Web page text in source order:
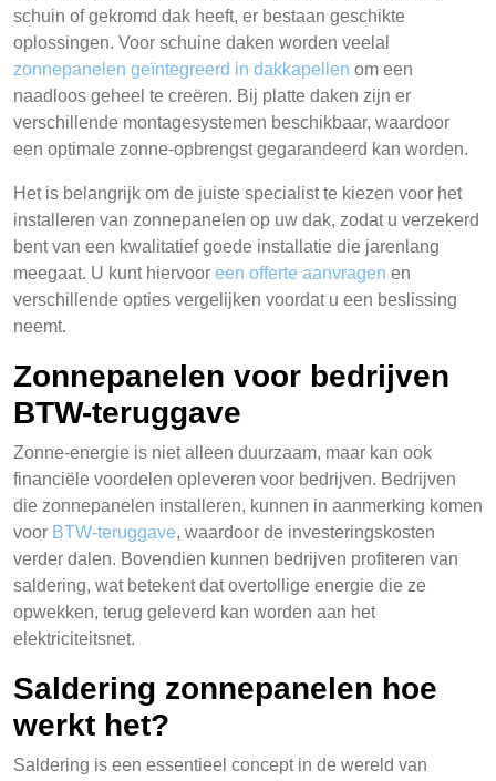
schuin of gekromd dak heeft, er bestaan geschikte
oplossingen. Voor schuine daken worden veelal
zonnepanelen geïntegreerd in dakkapellen om een
naadloos geheel te creëren. Bij platte daken zijn er
verschillende montagesystemen beschikbaar, waardoor
een optimale zonne-opbrengst gegarandeerd kan worden.
Het is belangrijk om de juiste specialist te kiezen voor het
installeren van zonnepanelen op uw dak, zodat u verzekerd
bent van een kwalitatief goede installatie die jarenlang
meegaat. U kunt hiervoor een offerte aanvragen en
verschillende opties vergelijken voordat u een beslissing
neemt.
Zonnepanelen voor bedrijven
BTW-teruggave
Zonne-energie is niet alleen duurzaam, maar kan ook
financiële voordelen opleveren voor bedrijven. Bedrijven
die zonnepanelen installeren, kunnen in aanmerking komen
voor BTW-teruggave, waardoor de investeringskosten
verder dalen. Bovendien kunnen bedrijven profiteren van
saldering, wat betekent dat overtollige energie die ze
opwekken, terug geleverd kan worden aan het
elektriciteitsnet.
Saldering zonnepanelen hoe
werkt het?
Saldering is een essentieel concept in de wereld van